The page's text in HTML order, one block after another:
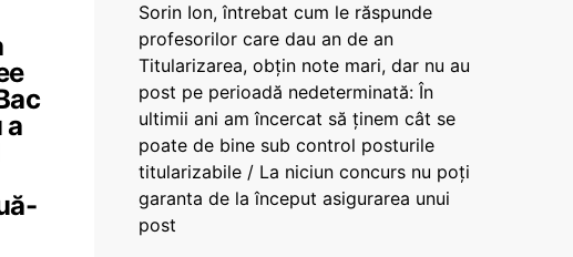
a
Sorin Ion, întrebat cum le răspunde
profesorilor care dau an de an
Titularizarea, obțin note mari, dar nu au
post pe perioadă nedeterminată: În
ultimii ani am încercat să ținem cât se
poate de bine sub control posturile
titularizabile / La niciun concurs nu poți
garanta de la început asigurarea unui
post